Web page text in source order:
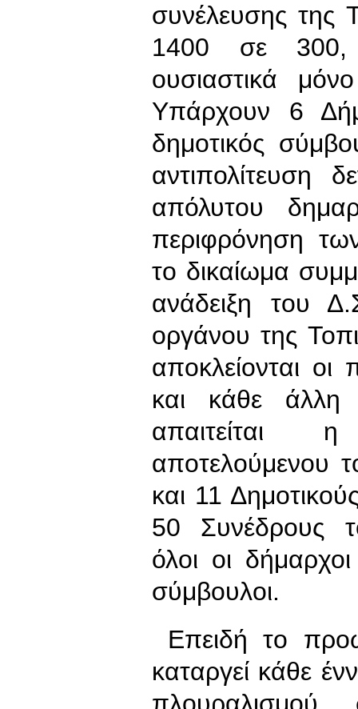
συνέλευσης
1400 σε 300,
ουσιαστικά
Υπάρχουν 6
δημοτικός
αντιπολίτευση
απόλυτου
περιφρόνηση
το δικαίωμα
ανάδειξη του
οργάνου της
αποκλείονται οι
και κάθε άλλη
απαιτείται
αποτελούμενου
και 11
50 Συνέδρους
όλοι οι
σύμβουλοι.
Επειδή το
καταργεί κάθε